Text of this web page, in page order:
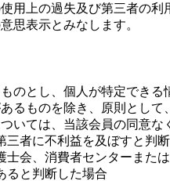
用上の過失及び第三者の
思表示とみなします。
のとし、個人が特定でき
るものを除き、原則として
いては、当該会員の同意
三者に不利益を及ぼすと判
士会、消費者センターまた
ると判断した場合